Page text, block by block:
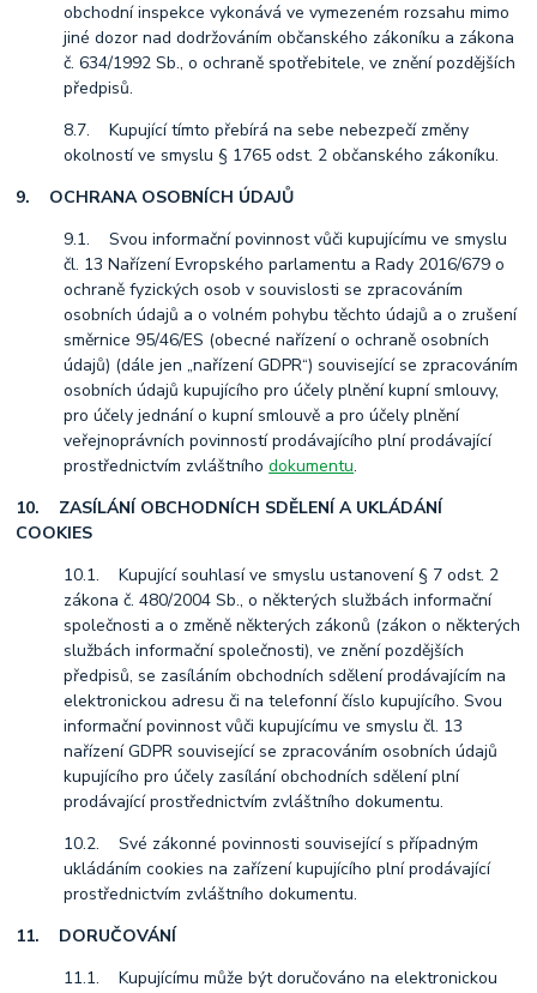
obchodní inspekce vykonává ve vymezeném rozsahu mimo
jiné dozor nad dodržováním občanského zákoníku a zákona
č. 634/1992 Sb., o ochraně spotřebitele, ve znění pozdějších
předpisů.
8.7. Kupující tímto přebírá na sebe nebezpečí změny
okolností ve smyslu § 1765 odst. 2 občanského zákoníku.
9. OCHRANA OSOBNÍCH ÚDAJŮ
9.1. Svou informační povinnost vůči kupujícímu ve smyslu
čl. 13 Nařízení Evropského parlamentu a Rady 2016/679 o
ochraně fyzických osob v souvislosti se zpracováním
osobních údajů a o volném pohybu těchto údajů a o zrušení
směrnice 95/46/ES (obecné nařízení o ochraně osobních
údajů) (dále jen „nařízení GDPR“) související se zpracováním
osobních údajů kupujícího pro účely plnění kupní smlouvy,
pro účely jednání o kupní smlouvě a pro účely plnění
veřejnoprávních povinností prodávajícího plní prodávající
prostřednictvím zvláštníhodokumentu.
10. ZASÍLÁNÍ OBCHODNÍCH SDĚLENÍ A UKLÁDÁNÍ
COOKIES
10.1. Kupující souhlasí ve smyslu ustanovení § 7 odst. 2
zákona č. 480/2004 Sb., o některých službách informační
společnosti a o změně některých zákonů (zákon o některých
službách informační společnosti), ve znění pozdějších
předpisů, se zasíláním obchodních sdělení prodávajícím na
elektronickou adresu či na telefonní číslo kupujícího. Svou
informační povinnost vůči kupujícímu ve smyslu čl. 13
nařízení GDPR související se zpracováním osobních údajů
kupujícího pro účely zasílání obchodních sdělení plní
prodávající prostřednictvím zvláštního dokumentu.
10.2. Své zákonné povinnosti související s případným
ukládáním cookies na zařízení kupujícího plní prodávající
prostřednictvím zvláštního dokumentu.
11. DORUČOVÁNÍ
11.1. Kupujícímu může být doručováno na elektronickou